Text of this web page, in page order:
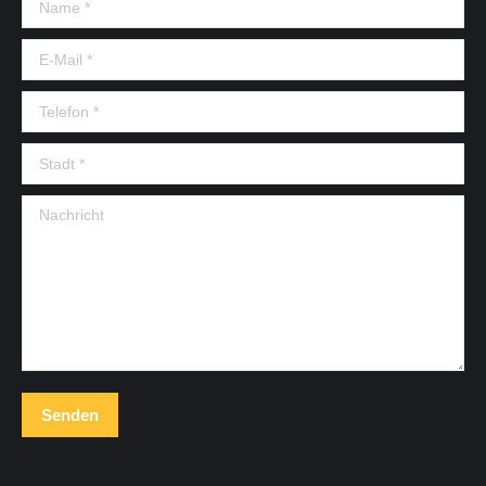
E-Mail *
Telefon *
Stadt *
Nachricht
Senden